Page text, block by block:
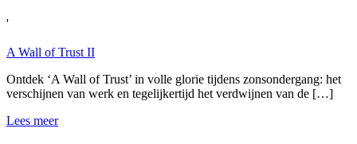
'
A Wall of Trust II
Ontdek ‘A Wall of Trust’ in volle glorie tijdens zonsondergang: het
verschijnen van werk en tegelijkertijd het verdwijnen van de […]
Lees meer